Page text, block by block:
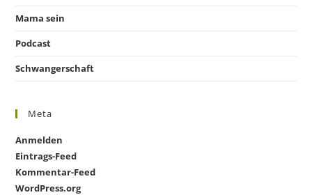
Mama sein
Podcast
Schwangerschaft
Meta
Anmelden
Eintrags-Feed
Kommentar-Feed
WordPress.org